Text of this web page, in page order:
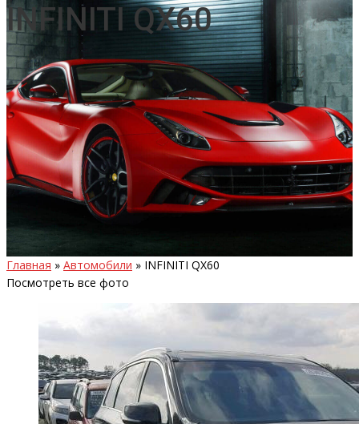
INFINITI QX60
Главная » Автомобили » INFINITI QX60
Посмотреть все фото